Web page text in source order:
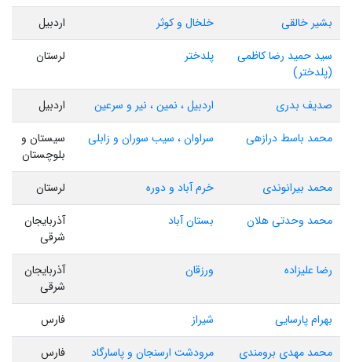
بشیر خالقی
خلخال و کوثر
اردبیل
سید حمید رضا کاظمی
(پلدختر)
پلدختر لرستان
صدیف بدری اردبیل ، نمین ، نیر و سرعین
اردبیل
محمد باسط درازهی
سراوان ، سیب سوران و زابلی
سیستان و
بلوچستان
محمد بیرانوندی
خرم آباد و دوره
لرستان
محمد وحدتی هلان
بستان آباد
آذربایجان
شرقی
رضا علیزاده
ورزقان
آذربایجان
شرقی
بهرام پارسایی
شیراز
فارس
محمد مهدی برومندی
مرودشت ارسنجان و پاسارگاد
فارس